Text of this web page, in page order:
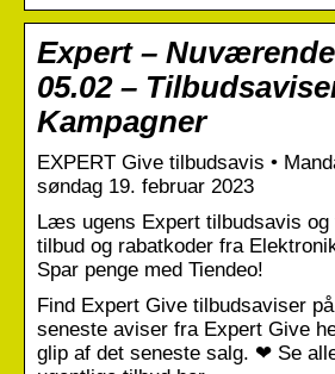
Expert –
05.02 –
Kampagner
EXPERT Give tilbudsavis •
søndag 19. februar 2023
Læs ugens Expert tilbudsavis og
tilbud og rabatkoder fra
Spar penge med Tiendeo!
Find Expert Give tilbudsaviser
seneste aviser fra Expert Give
glip af det seneste salg. ❤ Se